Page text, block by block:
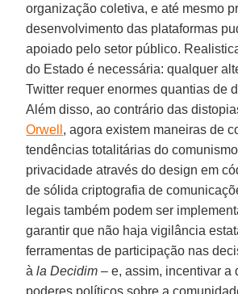
organização coletiva, e até mesmo
desenvolvimento das plataformas
apoiado pelo setor público.
do Estado é necessária: qualquer
Twitter requer enormes quantias de
Além disso, ao contrário das
Orwell , agora existem maneiras de
tendências totalitárias do
privacidade através do design em
de sólida criptografia de
legais também podem ser
garantir que não haja vigilância
ferramentas de participação nas
àla Decidim – e, assim, incentivar a
poderes políticos sobre a